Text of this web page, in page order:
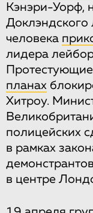
Кэнэри-Уорф,
Доклэндского
человека
лидера
планах
Хитроу.
полицейских
в рамках
в центре